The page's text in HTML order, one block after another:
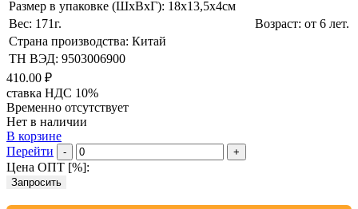
Размер в упаковке (ШхВxГ): 18х13,5х4cм
Вес: 171г.
Возраст: от 6 лет.
Страна производства: Китай
ТН ВЭД: 9503006900
410.00 ₽
ставка НДС 10%
Временно отсутствует
Нет в наличии
В корзине
Перейти
- +
Цена ОПТ [%]:
Запросить